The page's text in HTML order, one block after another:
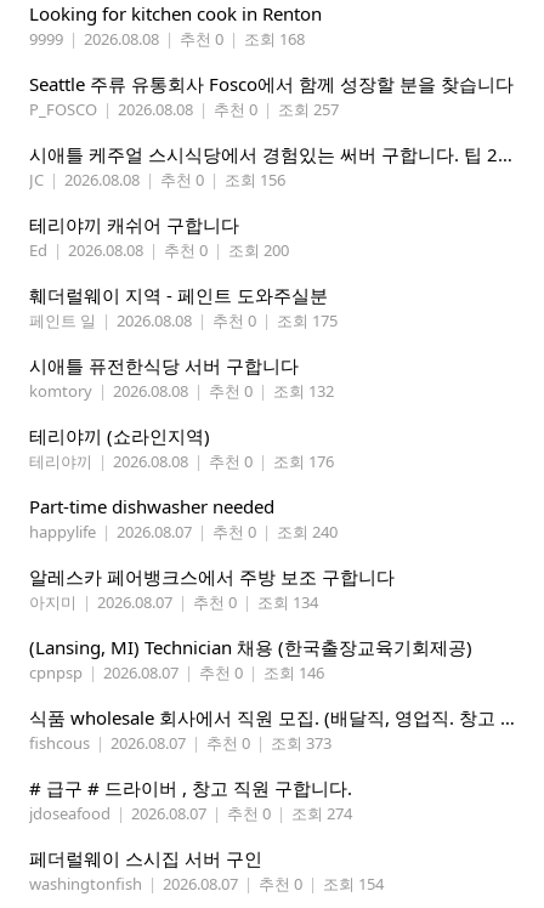
Looking for kitchen cook in Renton
9999 | 2026.08.08 | 추천 0 | 조회 168
Seattle 주류 유통회사 Fosco에서 함께 성장할 분을 찾습니다
P_FOSCO | 2026.08.08 | 추천 0 | 조회 257
시애틀 케주얼 스시식당에서 경험있는 써버 구합니다. 팁 200 이상
JC | 2026.08.08 | 추천 0 | 조회 156
테리야끼 캐쉬어 구합니다
Ed | 2026.08.08 | 추천 0 | 조회 200
훼더럴웨이 지역 - 페인트 도와주실분
페인트 일 | 2026.08.08 | 추천 0 | 조회 175
시애틀 퓨전한식당 서버 구합니다
komtory | 2026.08.08 | 추천 0 | 조회 132
테리야끼 (쇼라인지역)
테리야끼 | 2026.08.08 | 추천 0 | 조회 176
Part-time dishwasher needed
happylife | 2026.08.07 | 추천 0 | 조회 240
알레스카 페어뱅크스에서 주방 보조 구합니다
아지미 | 2026.08.07 | 추천 0 | 조회 134
(Lansing, MI) Technician 채용 (한국출장교육기회제공)
cpnpsp | 2026.08.07 | 추천 0 | 조회 146
식품 wholesale 회사에서 직원 모집. (배달직, 영업직. 창고 관리직)
fishcous | 2026.08.07 | 추천 0 | 조회 373
# 급구 # 드라이버 , 창고 직원 구합니다.
jdoseafood | 2026.08.07 | 추천 0 | 조회 274
페더럴웨이 스시집 서버 구인
washingtonfish | 2026.08.07 | 추천 0 | 조회 154